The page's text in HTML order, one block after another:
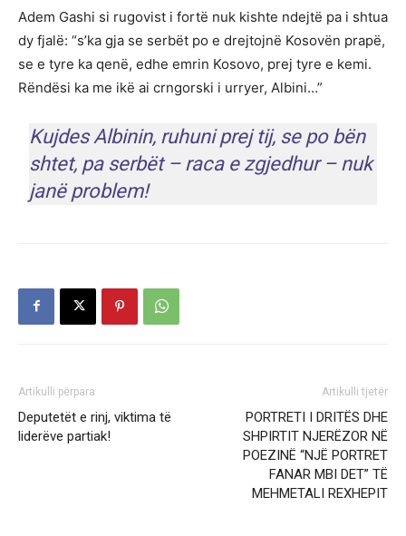
Adem Gashi si rugovist i fortë nuk kishte ndejtë pa i shtua
dy fjalë: “s’ka gja se serbët po e drejtojnë Kosovën prapë,
se e tyre ka qenë, edhe emrin Kosovo, prej tyre e kemi.
Rëndësi ka me ikë ai crngorski i urryer, Albini…”
Kujdes Albinin, ruhuni prej tij, se po bën
shtet, pa serbët – raca e zgjedhur – nuk
janë problem!
Artikulli përpara
Deputetët e rinj, viktima të
liderëve partiak!
Artikulli tjetër
PORTRETI I DRITËS DHE
SHPIRTIT NJERËZOR NË
POEZINË “NJË PORTRET
FANAR MBI DET” TË
MEHMETALI REXHEPIT